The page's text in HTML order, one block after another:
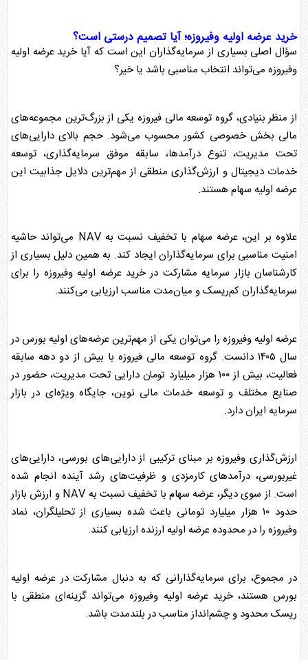
خرید عرضه اولیه وفیروزه؛ آیا تصمیم درستی است؟
سؤال اصلی بسیاری از سرمایه‌گذاران این است که آیا خریدعرضه اولیه
وفیروزه می‌تواند انتخاب مناسبی باشد یا خیر؟
از منظر بنیادی،گروه توسعه مالی فیروزه یکی از بزرگ‌ترین مجموعه‌های
مالی بخش خصوصی کشور محسوب می‌شود. حجم بالای دارایی‌های
تحت مدیریت، تنوع درآمدها، سابقه موفق سرمایه‌گذاری، توسعه
خدمات دیجیتال و ارزش‌گذاری منطقی از مهم‌ترین دلایل جذابیت این
عرضه اولیه سهام هستند.
علاوه بر این، عرضه سهام با تخفیف نسبت به NAV می‌تواند حاشیه
امنیت مناسبی برای سرمایه‌گذاران ایجاد کند. به همین دلیل بسیاری از
کارشناسان بازار سرمایه مشارکت در خریدعرضه اولیه وفیروزه را برای
سرمایه‌گذاران کم‌ریسک و میان‌مدت مناسب ارزیابی می‌کنند.
عرضه اولیه وفیروزه را می‌توان یکی از مهم‌ترین عرضه‌های اولیه بورس در
سال ۱۴۰۵ دانست.
گروه توسعه مالی فیروزه با بیش از دو دهه سابقه
فعالیت، بیش از ۱۰۰ هزار میلیارد تومان دارایی تحت مدیریت، حضور در
صنایع مختلف و توسعه خدمات مالی نوین، جایگاه ویژه‌ای در بازار
سرمایه ایران دارد.
ارزش‌گذاری وفیروزه بر مبنای ترکیبی از دارایی‌های بورسی، دارایی‌های
غیربورسی، درآمدهای کارمزدی و ظرفیت‌های رشد آینده انجام شده
است. از سوی دیگر، عرضه سهام با تخفیف نسبت به NAV و ارزش بازار
حدود ۱۰ هزار میلیارد تومانی باعث شده بسیاری از تحلیلگران،
نماد
وفیروزه را در محدوده عرضه اولیه ارزنده ارزیابی کنند.
در مجموع، برای سرمایه‌گذارانی که به دنبال مشارکت در عرضه اولیه
بورس هستند، خریدعرضه اولیه وفیروزهمی‌تواند گزینه‌ای منطقی با
ریسک محدود و چشم‌انداز مناسب در بلندمدت باشد.